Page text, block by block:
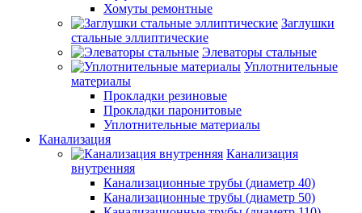
Хомуты ремонтные
Заглушки
стальные эллиптические
Элеваторы стальные
Уплотнительные
материалы
Прокладки резиновые
Прокладки паронитовые
Уплотнительные материалы
Канализация
Канализация
внутренняя
Канализационные трубы (диаметр 40)
Канализационные трубы (диаметр 50)